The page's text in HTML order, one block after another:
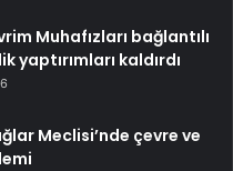
Muhafızları bağlantılı
yaptırımları kaldırdı
Meclisi’nde çevre ve